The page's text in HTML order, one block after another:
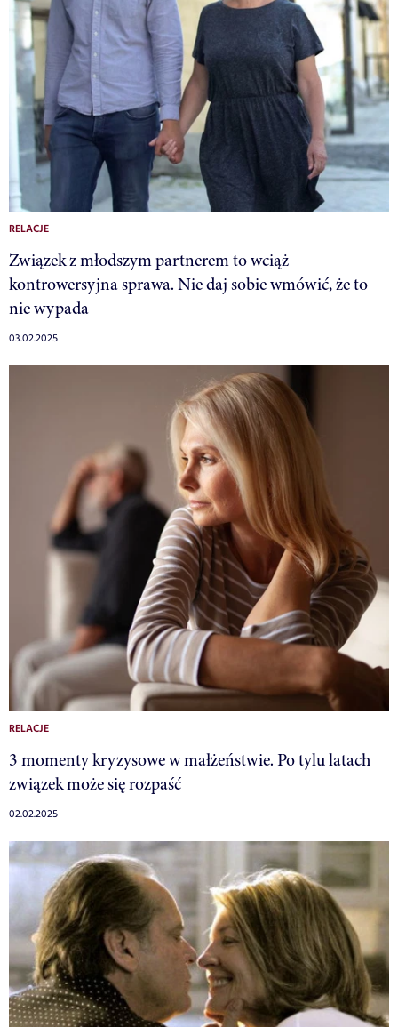
RELACJE
Związek z młodszym partnerem to wciąż
kontrowersyjna sprawa. Nie daj sobie wmówić, że to
nie wypada
03.02.2025
RELACJE
3 momenty kryzysowe w małżeństwie. Po tylu latach
związek może się rozpaść
02.02.2025